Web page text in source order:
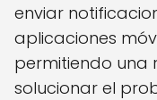
enviar
aplicaciones
permitiendo
solucionar el